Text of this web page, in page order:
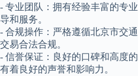
- 专业团队：拥有经验丰富的专
导和服务。
- 合规操作：严格遵循北京市交
交易合法合规。
- 信誉保证：良好的口碑和高度
有着良好的声誉和影响力。